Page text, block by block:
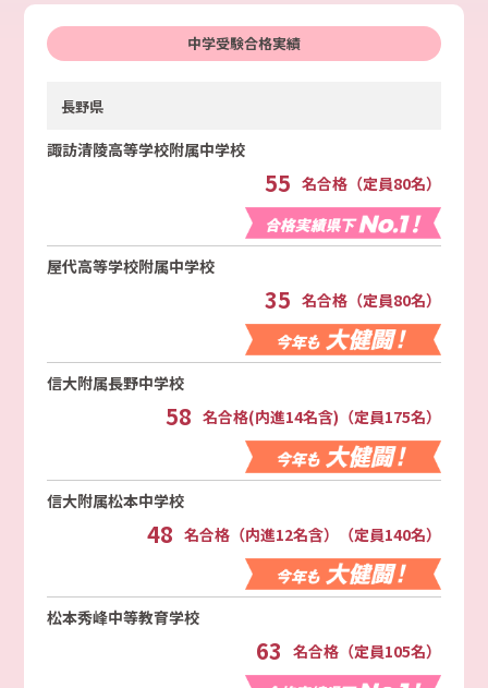
中学受験合格実績
長野県
諏訪清陵高等学校附属中学校
55 名合格（定員80名）
屋代高等学校附属中学校
35 名合格（定員80名）
信大附属長野中学校
58 名合格(内進14名含)（定員175名）
信大附属松本中学校
48 名合格（内進12名含）（定員140名）
松本秀峰中等教育学校
63 名合格（定員105名）